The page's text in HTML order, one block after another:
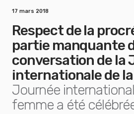
17 mars 2018
Respect de la
partie manquante
conversation de la
internationale de
Journée
femme a été